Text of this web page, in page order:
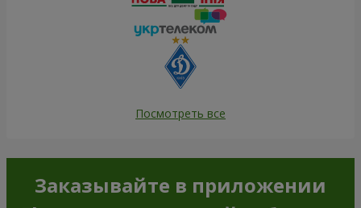
Посмотреть все
Заказывайте в приложении